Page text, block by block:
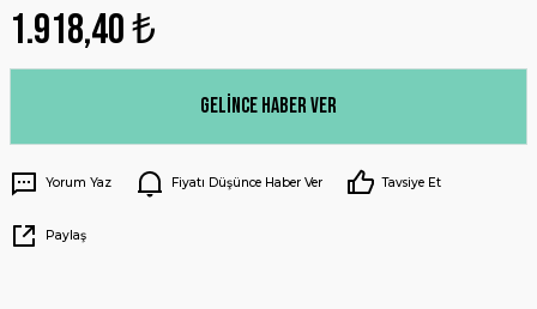
1.918,40 ₺
Gelince Haber Ver
Yorum Yaz Fiyatı Düşünce Haber Ver Tavsiye Et
Paylaş